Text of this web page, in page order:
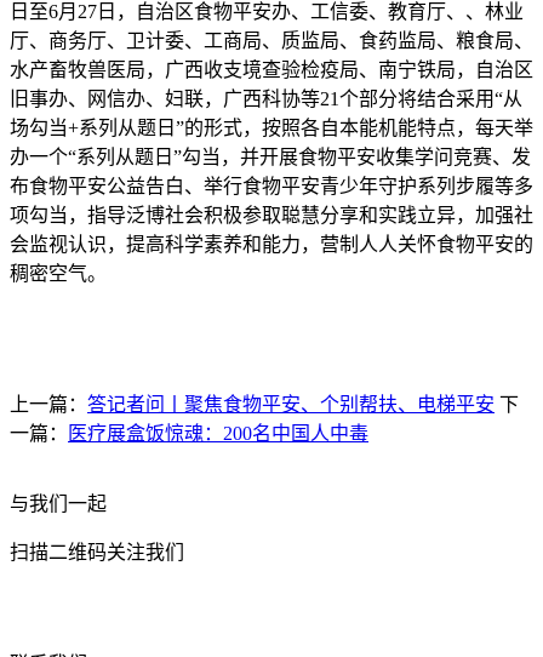
日至6月27日，自治区食物平安办、工信委、教育厅、、林业
厅、商务厅、卫计委、工商局、质监局、食药监局、粮食局、
水产畜牧兽医局，广西收支境查验检疫局、南宁铁局，自治区
旧事办、网信办、妇联，广西科协等21个部分将结合采用“从
场勾当+系列从题日”的形式，按照各自本能机能特点，每天举
办一个“系列从题日”勾当，并开展食物平安收集学问竞赛、发
布食物平安公益告白、举行食物平安青少年守护系列步履等多
项勾当，指导泛博社会积极参取聪慧分享和实践立异，加强社
会监视认识，提高科学素养和能力，营制人人关怀食物平安的
稠密空气。
上一篇： 答记者问丨聚焦食物平安、个别帮扶、电梯平安 下
一篇：
医疗展盒饭惊魂：200名中国人中毒
与我们一起
扫描二维码关注我们